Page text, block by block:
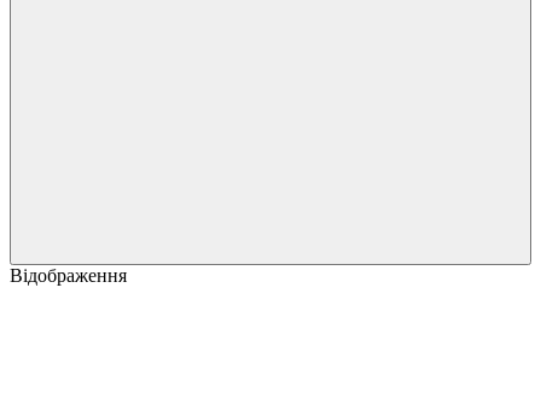
Відображення